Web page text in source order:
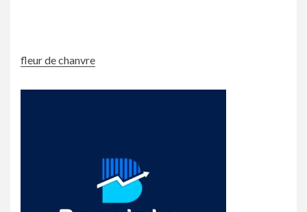
fleur de chanvre